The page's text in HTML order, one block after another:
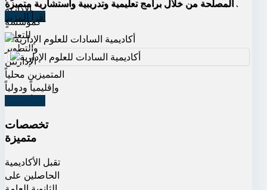
المصلحة من خلال برامج تعليمية وتدريبية واستشارية متميزة .
اقرأ المزيد
الإدارية
كمؤسسةٍ
للتعليم
والتطوير
الإداريين
المتميزين محلياً
وإقليمياً ودولياً
تخصصات
متميزة
تقبل الأكاديمية
الحاصلين على